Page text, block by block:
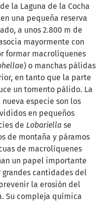
la Laguna de la Cocha
una pequeña reserva
a unos 2.800 m de
mayormente con
formar macrolíquenes
e) o manchas pálidas
en tanto que la parte
un tomento pálido. La
especie son los
en pequeños
de Lobariella se
de montaña y páramos
de macrolíquenes
un papel importante
cantidades del
la erosión del
Su compleja química